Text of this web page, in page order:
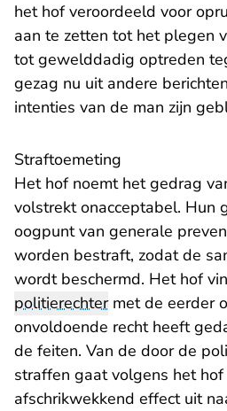
het hof veroordeeld voor
aan te zetten tot het plegen
tot gewelddadig optreden
gezag nu uit andere
intenties van de man zijn
Straftoemeting
Het hof noemt het gedrag
volstrekt onacceptabel. Hun
oogpunt van generale
worden bestraft, zodat de
wordt beschermd. Het hof
politierechtermet de eerder
onvoldoende recht heeft
de feiten. Van de door de
straffen gaat volgens het
afschrikwekkend effect uit